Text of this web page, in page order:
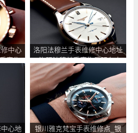
中心
表售
洛阳法穆兰手表维修中心地址
_洛阳法穆兰手表售后服务点
查询
心地
银川雅克梵宝手表维修点_银